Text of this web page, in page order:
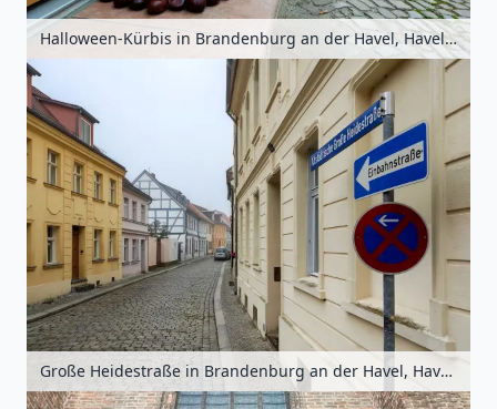
Halloween-Kürbis in Brandenburg an der Havel, Havelland, Brandenburg, Deutschland
Große Heidestraße in Brandenburg an der Havel, Havelland, Brandenburg, Deutschland